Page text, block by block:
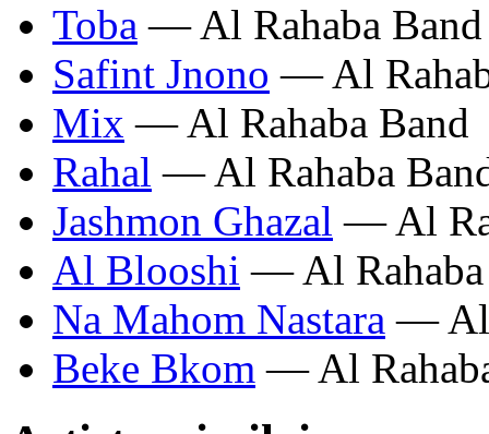
Toba — Al Rahaba Band
Safint Jnono — Al
Mix — Al Rahaba Band
Rahal — Al Rahaba
Jashmon Ghazal — Al
Al Blooshi — Al Rahaba
Na Mahom Nastara — Al
Beke Bkom — Al